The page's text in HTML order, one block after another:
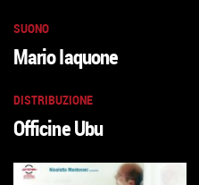
SUONO
Mario Iaquone
DISTRIBUZIONE
Officine Ubu